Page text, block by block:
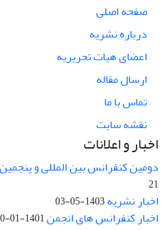
صفحه اصلی
درباره نشریه
اعضای هیات تحریریه
ارسال مقاله
تماس با ما
نقشه سایت
اخبار و اعلانات
دومین کنفرانس بین المللی و
21
اخبار نشریه1403-05-03
اخبار کنفرانس های انجمن1401-01-10